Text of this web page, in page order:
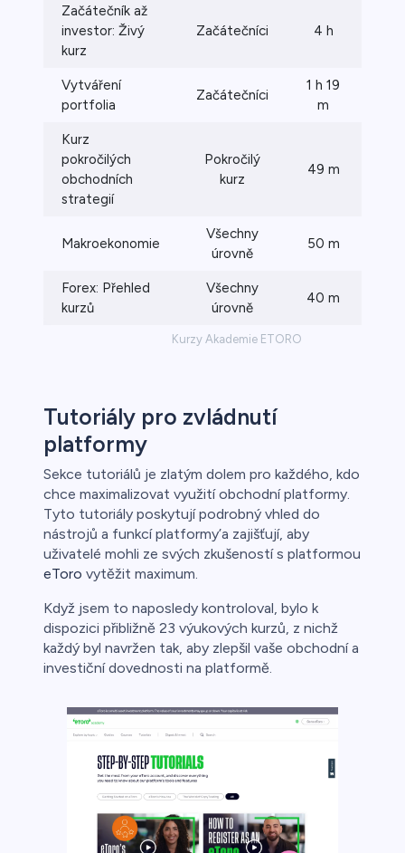
Kurzy Akademie ETORO
Začátečník až
investor: Živý
kurz
Začátečníci 4 h
Vytváření
portfolia
Začátečníci
1 h 19
m
Kurz
pokročilých
obchodních
strategií
Pokročilý
kurz
49 m
Makroekonomie
Všechny
úrovně
50 m
Forex: Přehled
kurzů
Všechny
úrovně
40 m
Tutoriály pro zvládnutí
platformy
Sekce tutoriálů je zlatým dolem pro každého, kdo
chce maximalizovat využití obchodní platformy.
Tyto tutoriály poskytují podrobný vhled do
nástrojů a funkcí platformy’a zajišťují, aby
uživatelé mohli ze svých zkušeností s platformou
eToro vytěžit maximum.
Když jsem to naposledy kontroloval, bylo k
dispozici přibližně 23 výukových kurzů, z nichž
každý byl navržen tak, aby zlepšil vaše obchodní a
investiční dovednosti na platformě.